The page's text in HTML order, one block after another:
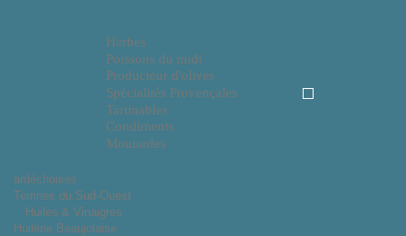
Herbes
Poissons du midi
Producteur d'olives
Spécialités Provençales
Tartinables
Condiments
Moutardes
ardéchoises
Terrines du Sud-Ouest
Huiles & Vinaigres
Huilerie Beaujolaise